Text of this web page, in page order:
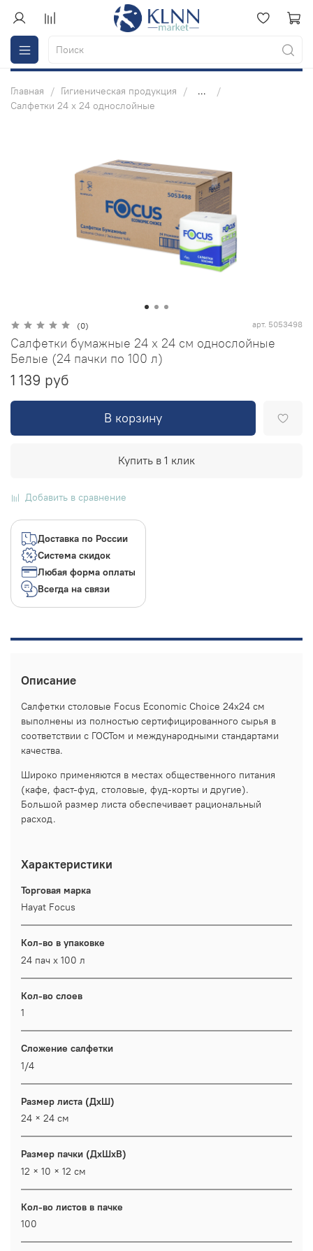
Главная Гигиеническая продукция
...
Салфетки 24 х 24 однослойные
(0) арт. 5053498
Салфетки бумажные 24 х 24 см однослойные
Белые (24 пачки по 100 л)
1 139 руб
В корзину
Купить в 1 клик
Добавить в сравнение
Доставка по России
Система скидок
Любая форма оплаты
Всегда на связи
Описание
Салфетки столовые Focus Economic Choice 24х24 cм
выполнены из полностью сертифицированного сырья в
соответствии с ГОСТом и международными стандартами
качества.
Широко применяются в местах общественного питания
(кафе, фаст-фуд, столовые, фуд-корты и другие).
Большой размер листа обеспечивает рациональный
расход.
Характеристики
Торговая марка
Hayat Focus
Кол-во в упаковке
24 пач х 100 л
Кол-во слоев
1
Сложение салфетки
1/4
Размер листа (ДхШ)
24 × 24 см
Размер пачки (ДхШхВ)
12 × 10 × 12 см
Кол-во листов в пачке
100